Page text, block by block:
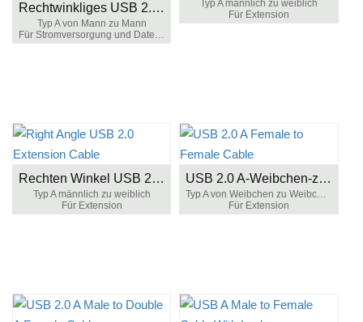
Rechtwinkliges USB 2.0 A-Kabel
Typ A von Mann zu Mann
Für Stromversorgung und Datenübertragung
Typ A männlich zu weiblich
Für Extension
Rechten Winkel USB 2.0 Verlängerungskabel
Typ A männlich zu weiblich
Für Extension
USB 2.0 A-Weibchen-zu-Weibchen-Kabel
Typ A von Weibchen zu Weibchen
Für Extension